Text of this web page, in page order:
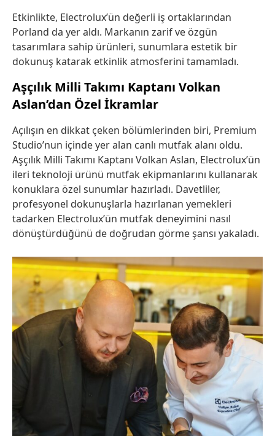
Etkinlikte, Electrolux’ün değerli iş ortaklarından
Porland da yer aldı. Markanın zarif ve özgün
tasarımlara sahip ürünleri, sunumlara estetik bir
dokunuş katarak etkinlik atmosferini tamamladı.
Aşçılık Milli Takımı Kaptanı Volkan
Aslan’dan Özel İkramlar
Açılışın en dikkat çeken bölümlerinden biri, Premium
Studio’nun içinde yer alan canlı mutfak alanı oldu.
Aşçılık Milli Takımı Kaptanı Volkan Aslan, Electrolux’ün
ileri teknoloji ürünü mutfak ekipmanlarını kullanarak
konuklara özel sunumlar hazırladı. Davetliler,
profesyonel dokunuşlarla hazırlanan yemekleri
tadarken Electrolux’ün mutfak deneyimini nasıl
dönüştürdüğünü de doğrudan görme şansı yakaladı.